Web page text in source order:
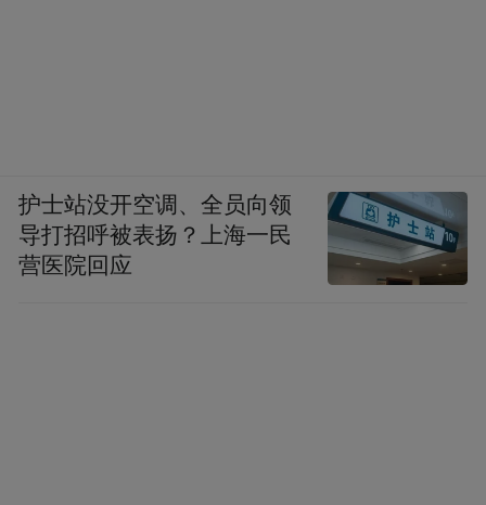
护士站没开空调、全员向领
导打招呼被表扬？上海一民
营医院回应